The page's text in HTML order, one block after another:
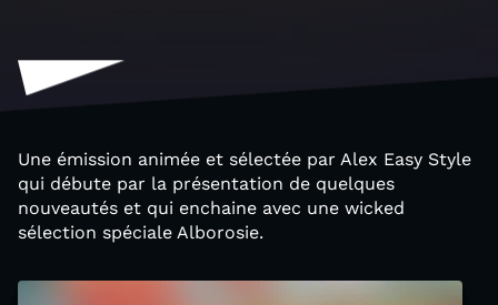
Une émission animée et sélectée par Alex Easy Style
qui débute par la présentation de quelques
nouveautés et qui enchaine avec une wicked
sélection spéciale Alborosie.